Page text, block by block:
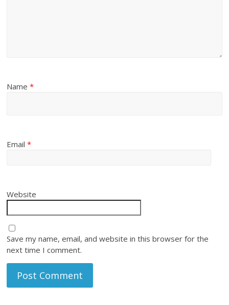
Name*
Email*
Website
Save my name, email, and website in this browser for the
next time I comment.